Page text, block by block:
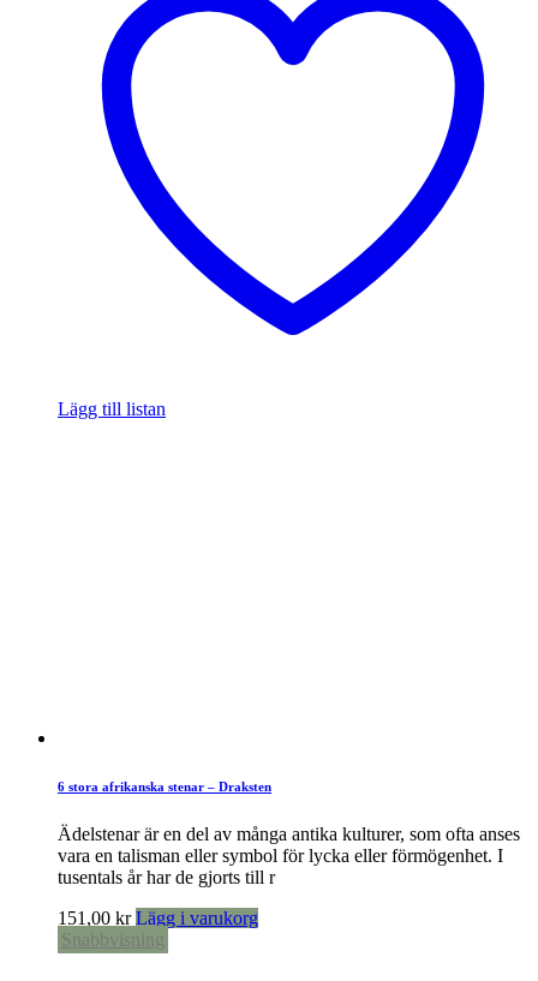
Lägg till listan
6 stora afrikanska stenar – Draksten
Ädelstenar är en del av många antika kulturer, som ofta anses
vara en talisman eller symbol för lycka eller förmögenhet. I
tusentals år har de gjorts till r
151,00 kr Lägg i varukorg
Snabbvisning